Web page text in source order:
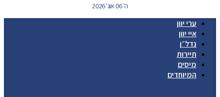
ה' 06 אוג' 2026
ערי יוון
איי יוון
נדל״ן
תיירות
מיסים
המיוחדים